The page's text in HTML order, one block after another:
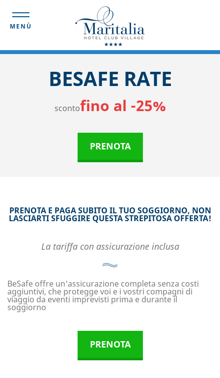
MENÙ
BESAFE RATE
scontofino al -25%
PRENOTA
PRENOTA E PAGA SUBITO IL TUO SOGGIORNO, NON
LASCIARTI SFUGGIRE QUESTA STREPITOSA OFFERTA!
La tariffa con assicurazione inclusa
BeSafe offre un'assicurazione completa senza costi
aggiuntivi, che protegge voi e i vostri compagni di
viaggio da eventi imprevisti prima e durante il
soggiorno
PRENOTA